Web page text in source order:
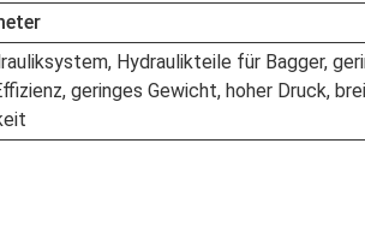
Hydraulikteile für Bagger,
geringes Gewicht, hoher Druck,